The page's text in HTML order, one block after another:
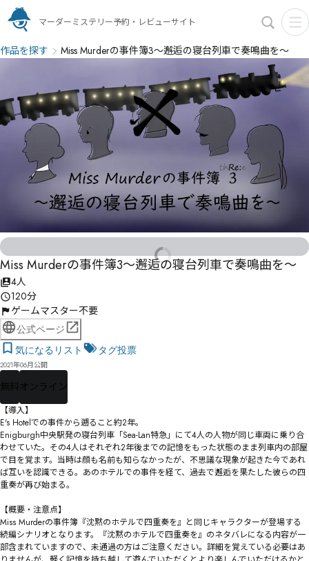
マーダーミステリー予約・レビューサイト
作品を探す Miss Murderの事件簿3～邂逅の寝台列車で奏鳴曲を～
Miss Murderの事件簿3～邂逅の寝台列車で奏鳴曲を～
4人
120分
ゲームマスター不要
公式ページ
気になるリスト
タグ投票
2021年06月公開
無料 オンライン
【導入】
E's Hotelでの事件から遡ること約2年。
Enigburgh中央駅発の寝台列車「Sea-Lan特急」にて4人の人物が同じ車両に乗り合
わせていた。その4人はそれぞれ2年後までの記憶をもった状態のまま列車内の部屋
で目を覚ます。当時は顔も名前も知らなかったが、不思議な現象が起きた今であれ
ば互いを認識できる。あのホテルでの事件を経て、過去で邂逅を果たした彼らの四
重奏が再び始まる。
【概要・注意点】
Miss Murderの事件簿『沈黙のホテルで四重奏を』と同じキャラクターが登場する
続編シナリオとなります。『沈黙のホテルで四重奏を』のネタバレになる内容が一
部含まれていますので、未通過の方はご注意ください。詳細を覚えている必要はあ